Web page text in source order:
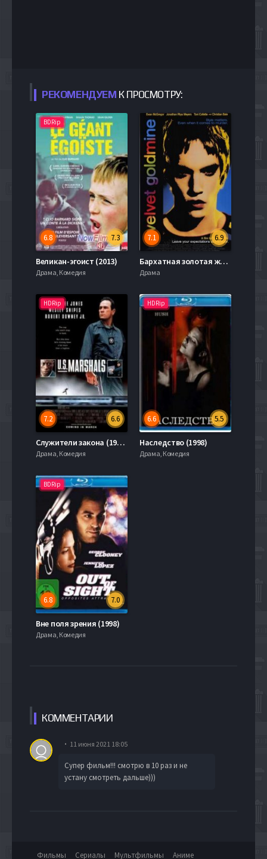
РЕКОМЕНДУЕМ К ПРОСМОТРУ:
BDRip
7.3
6.8
Великан-эгоист (2013)
Драма, Комедия
6.9
7.1
Бархатная золотая жила (1998)
Драма
HDRip
6.6
7.2
Служители закона (1998)
Драма, Комедия
HDRip
5.5
6.6
Наследство (1998)
Драма, Комедия
BDRip
7.0
6.8
Вне поля зрения (1998)
Драма, Комедия
КОММЕНТАРИИ
11 июня 2021 18:05
Супер фильм!!! смотрю в 10 раз и не
устану смотреть дальше)))
Фильмы Сериалы Мультфильмы Аниме